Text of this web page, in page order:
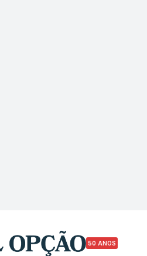
50 ANOS